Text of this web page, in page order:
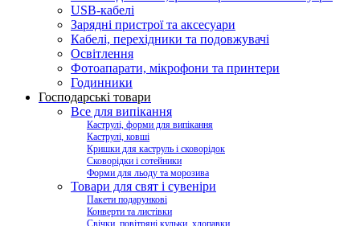
USB-кабелі
Зарядні пристрої та аксесуари
Кабелі, перехідники та подовжувачі
Освітлення
Фотоапарати, мікрофони та принтери
Годинники
Господарські товари
Все для випікання
Каструлі, форми для випікання
Каструлі, ковші
Кришки для каструль і сковорідок
Сковорідки і сотейники
Форми для льоду та морозива
Товари для свят і сувеніри
Пакети подарункові
Конверти та листівки
Свічки, повітряні кульки, хлопавки